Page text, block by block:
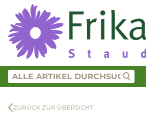
ZURÜCK ZUR ÜBERSICHT